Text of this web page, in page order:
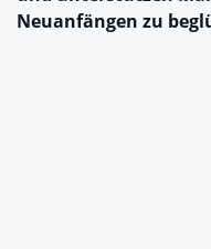
Neuanfängen zu